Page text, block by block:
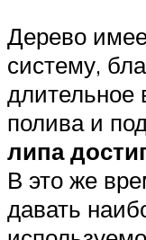
Дерево
систему,
длительное
полива и
липа
В это же
давать